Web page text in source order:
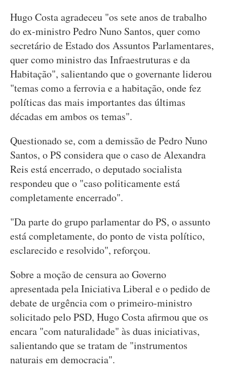
Hugo Costa agradeceu "os sete anos de trabalho
do ex-ministro Pedro Nuno Santos, quer como
secretário de Estado dos Assuntos Parlamentares,
quer como ministro das Infraestruturas e da
Habitação", salientando que o governante liderou
"temas como a ferrovia e a habitação, onde fez
políticas das mais importantes das últimas
décadas em ambos os temas".
Questionado se, com a demissão de Pedro Nuno
Santos, o PS considera que o caso de Alexandra
Reis está encerrado, o deputado socialista
respondeu que o "caso politicamente está
completamente encerrado".
"Da parte do grupo parlamentar do PS, o assunto
está completamente, do ponto de vista político,
esclarecido e resolvido", reforçou.
Sobre a moção de censura ao Governo
apresentada pela Iniciativa Liberal e o pedido de
debate de urgência com o primeiro-ministro
solicitado pelo PSD, Hugo Costa afirmou que os
encara "com naturalidade" às duas iniciativas,
salientando que se tratam de "instrumentos
naturais em democracia".